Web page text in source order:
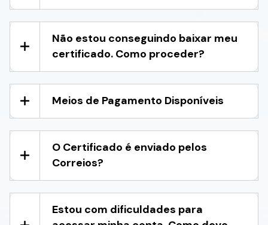
Não estou conseguindo baixar meu
certificado. Como proceder?
Meios de Pagamento Disponíveis
O Certificado é enviado pelos
Correios?
Estou com dificuldades para